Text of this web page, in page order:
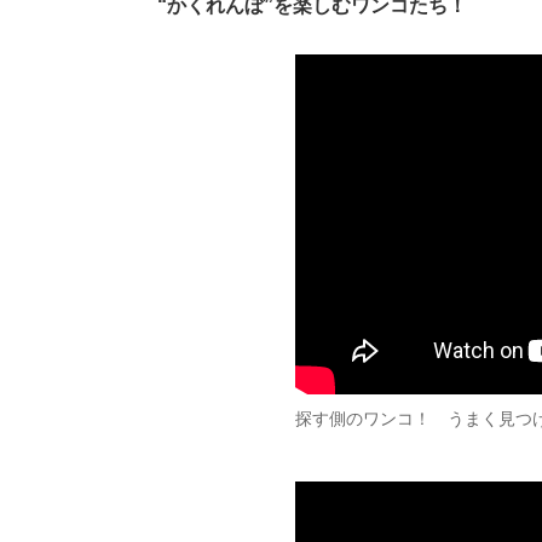
“かくれんぼ”を楽しむワンコたち！
探す側のワンコ！ うまく見つ